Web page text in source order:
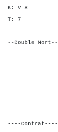
K:
T: 7
--Double
Sud
P: R
C:
K: A
T: -
----